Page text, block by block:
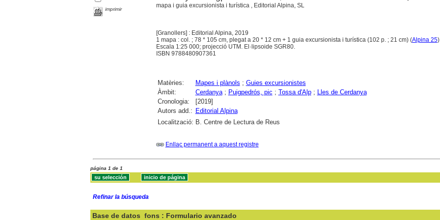
imprimir
mapa i guia excursionista i turística , Editorial Alpina, SL
[Granollers] : Editorial Alpina, 2019
1 mapa : col. ; 78 * 105 cm, plegat a 20 * 12 cm + 1 guia excursionista i turística (102 p. ; 21 cm) (Alpina 25)
Escala 1:25 000; projecció UTM. El·lipsoide SGR80.
ISBN 9788480907361
Matèries: Mapes i plànols ; Guies excursionistes
Àmbit:
Cerdanya; Puigpedrós, pic ; Tossa d'Alp; Lles de Cerdanya
Cronologia:
[2019]
Autors add.: Editorial Alpina
Localització: B. Centre de Lectura de Reus
Enllaç permanent a aquest registre
página 1 de 1
Refinar la búsqueda
Base de datos fons : Formulario avanzado